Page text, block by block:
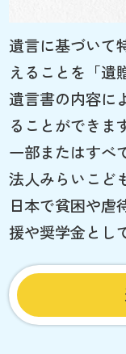
遺言に基づいて
えることを「遺
遺言書の内容に
ることができま
一部またはすべ
法人みらいこど
日本で貧困や虐
援や奨学金とし